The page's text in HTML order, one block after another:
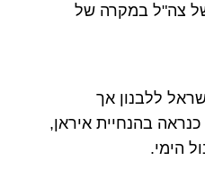
צה"ל במקרה של
ללבנון אך
בהנחיית איראן,
הימי.